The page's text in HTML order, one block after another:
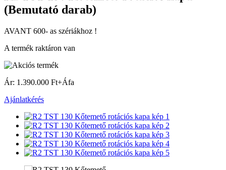
(Bemutató darab)
AVANT 600- as szériákhoz !
A termék raktáron van
Ár: 1.390.000 Ft+Áfa
Ajánlatkérés